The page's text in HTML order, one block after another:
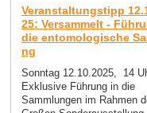
Veranstaltungstipp
25: Versammelt -
die entomologische
ng
Sonntag 12.10.2025, 14
Exklusive Führung in die
Sammlungen im Rahmen